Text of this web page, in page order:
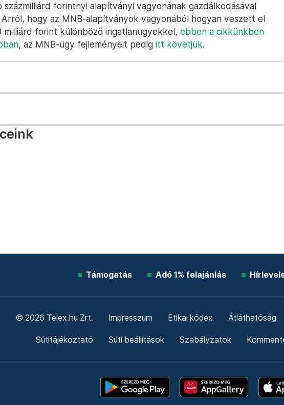
forintnyi alapítványi vagyonának gazdálkodásával
hogy az MNB-alapítványok vagyonából hogyan veszett el
milliárd forint különböző ingatlanügyekkel, ebben a cikkünkben
, az MNB-ügy fejleményeit pedig itt követjük.
Támogatás Adó 1% felajánlás
© 2026 Telex.hu Zrt. Impresszum Etikai kódex Átláthatóság
Sütitájékoztató Süti beállítások Szabályzatok